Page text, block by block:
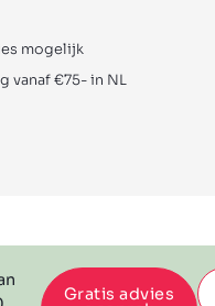
mogelijk
vanaf €75- in NL
Gratis advies